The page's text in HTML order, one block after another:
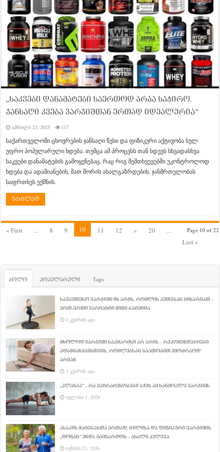
„საკვები დანამატები საერთოდ არაა საჭირო.
ჯანსაღი კვება ვარჯიშთან ერთად იდეალურია“
აპრილი 23, 2025 117
საქართველოში ცხოვრების ჯანსაღი წესი და ფიზიკური აქტივობა სულ
უფრო პოპულარული ხდება. თუმცა ამ პროცესს თან სდევს სხვადასხვა
საკვები დანამატების გამოყენებაც, რაც რიგ შემთხვევებში უკონტროლოდ
ხდება და ადამიანების, მათ შორის ახალგაზრდების, ჯანმრთელობას
საფრთხეს უქმნის.
ვრცლად
Page 10 of 22
« First ... 8 9 10 11 12 » 20
...
Last »
ბოლო პოპულარული Tags
საუკეთესო ვარჯიში ის არის, რომლის კეთებაც გიხარიათ –
ერთ-ერთი ვარიანტი მინი-ბატუტია
1 კვირის ago
მხოლოდ ვარჯიში საკმარისი არ არის – რეკომენდაციები
ადამიანებისთვის, რომლებსაც საათობით უმოძრაოდ
არიან
3 კვირის ago
„პლანკა“ – რა უპირატესობები აქვს ამ ხანმოკლე ვარჯიშს
ივლისი 1, 2026
ასაკის მატებასთა ერთად, ცილისა და ფიზიკური ვარჯიშის
„დოზაც“ უნდა გაიზარდოს – ახალი კვლევა
ივნისი 23, 2026